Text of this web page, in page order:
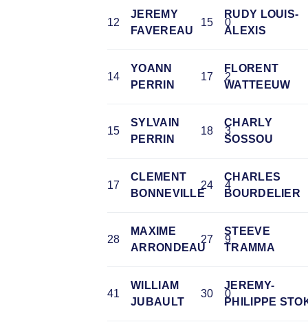
12
JEREMY
FAVEREAU
0
14
YOANN
PERRIN
2
15
SYLVAIN
PERRIN
3
17
CLEMENT
BONNEVILLE
4
28
MAXIME
ARRONDEAU
9
41
WILLIAM
JUBAULT
0
15
RUDY LOUIS-
ALEXIS
17
FLORENT
WATTEEUW
18
CHARLY
SOSSOU
24
CHARLES
BOURDELIER
27
STEEVE
TRAMMA
30
JEREMY-
PHILIPPE